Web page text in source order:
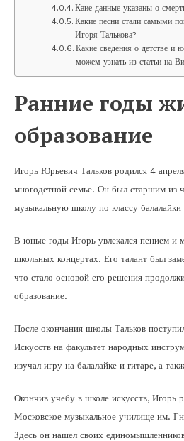
Каие данные указаны о
Какие песни стали самыми
Игоря Талькова?
Какие сведения о детстве и
можем узнать из статьи на
Ранние годы
образование
Игорь Юрьевич Тальков родился 4
многодетной семье. Он был старшим из
музыкальную школу по классу
В юные годы Игорь увлекался пением и
школьных концертах. Его талант был
что стало основой его решения
образование.
После окончания школы Тальков
Искусств на факультет народных
изучал игру на балалайке и гитаре, а
Окончив учебу в школе искусств, Игорь
Московское музыкальное училище им.
Здесь он нашел своих